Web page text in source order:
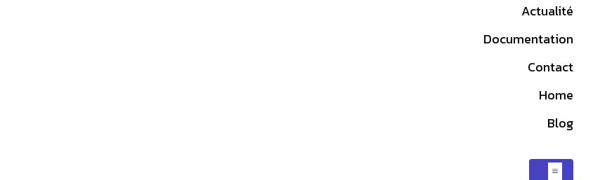
Actualité
Documentation
Contact
Home
Blog